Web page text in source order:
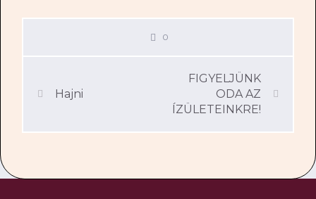
0
Hajni
FIGYELJÜNK
ODA AZ
ÍZÜLETEINKRE!